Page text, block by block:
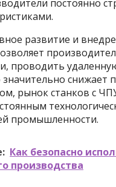
постоянно
развитие и
проводить
рынок станков с
промышленности.
Как безопасно
производства